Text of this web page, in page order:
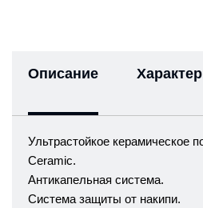
Описание
Ультрастойкое керамическое
Ceramic.
Антикапельная система.
Система защиты от накипи.